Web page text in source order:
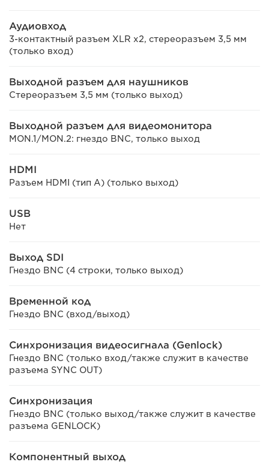
Аудиовход
3-контактный разъем XLR x2, стереоразъем 3,5 мм
(только вход)
Выходной разъем для наушников
Стереоразъем 3,5 мм (только выход)
Выходной разъем для видеомонитора
MON.1/MON.2: гнездо BNC, только выход
HDMI
Разъем HDMI (тип A) (только выход)
USB
Нет
Выход SDI
Гнездо BNC (4 строки, только выход)
Временной код
Гнездо BNC (вход/выход)
Синхронизация видеосигнала (Genlock)
Гнездо BNC (только вход/также служит в качестве
разъема SYNC OUT)
Синхронизация
Гнездо BNC (только выход/также служит в качестве
разъема GENLOCK)
Компонентный выход